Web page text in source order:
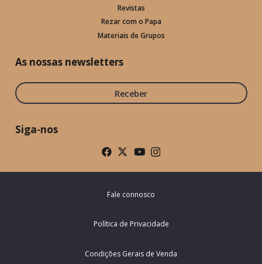
Revistas
Rezar com o Papa
Materiais de Grupos
As nossas newsletters
Receber
Siga-nos
Fale connosco
Política de Privacidade
Condições Gerais de Venda